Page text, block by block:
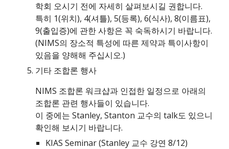
학회 오시기 전에 자세히 살펴보시길 권합니다.
특히 1(위치), 4(셔틀), 5(등록), 6(식사), 8(이름표),
9(출입증)에 관한 사항은 꼭 숙독하시기 바랍니다.
(NIMS의 장소적 특성에 따른 제약과 특이사항이
있음을 양해해 주십시오.)
기타 조합론 행사
NIMS 조합론 워크샵과 인접한 일정으로 아래의
조합론 관련 행사들이 있습니다.
이 중에는 Stanley, Stanton 교수의 talk도 있으니
확인해 보시기 바랍니다.
KIAS Seminar (Stanley 교수 강연 8/12)